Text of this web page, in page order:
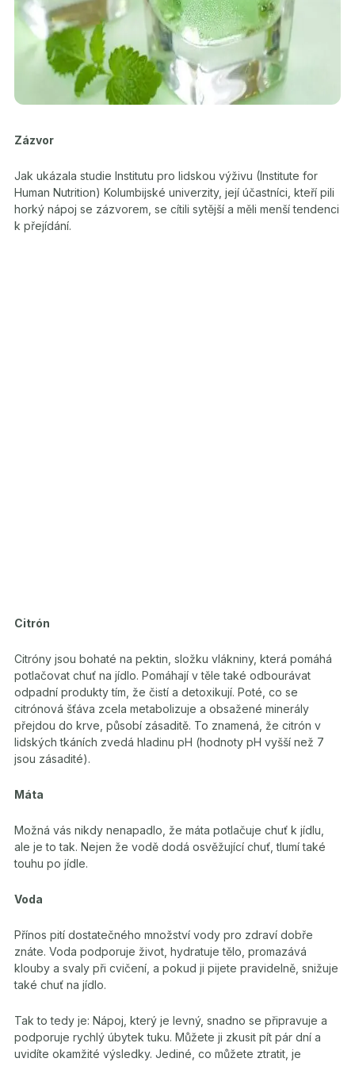
Zázvor
Jak ukázala studie Institutu pro lidskou výživu (Institute for
Human Nutrition) Kolumbijské univerzity, její účastníci, kteří pili
horký nápoj se zázvorem, se cítili sytější a měli menší tendenci
k přejídání.
Citrón
Citróny jsou bohaté na pektin, složku vlákniny, která pomáhá
potlačovat chuť na jídlo. Pomáhají v těle také odbourávat
odpadní produkty tím, že čistí a detoxikují. Poté, co se
citrónová šťáva zcela metabolizuje a obsažené minerály
přejdou do krve, působí zásaditě. To znamená, že citrón v
lidských tkáních zvedá hladinu pH (hodnoty pH vyšší než 7
jsou zásadité).
Máta
Možná vás nikdy nenapadlo, že máta potlačuje chuť k jídlu,
ale je to tak. Nejen že vodě dodá osvěžující chuť, tlumí také
touhu po jídle.
Voda
Přínos pití dostatečného množství vody pro zdraví dobře
znáte. Voda podporuje život, hydratuje tělo, promazává
klouby a svaly při cvičení, a pokud ji pijete pravidelně, snižuje
také chuť na jídlo.
Tak to tedy je: Nápoj, který je levný, snadno se připravuje a
podporuje rychlý úbytek tuku. Můžete ji zkusit pít pár dní a
uvidíte okamžité výsledky. Jediné, co můžete ztratit, je